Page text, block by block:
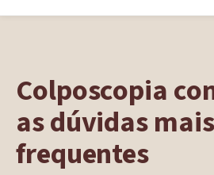
Colposcopia
as dúvidas mais
frequentes